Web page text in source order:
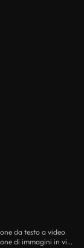
da testo a video
Flussi di lavoro di intelligenza artificiale per la conversione di immagini in video